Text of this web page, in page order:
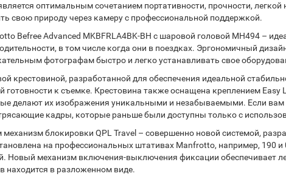
оптимальным сочетанием портативности, прочности,
свою природу через камеру с профессиональной поддержкой.
Befree Advanced MKBFRLA4BK-BH с шаровой головой MH494 –
в том числе когда они в поездках. Эргономичный
фотографам быстро и легко устанавливать свое
крестовиной, разработанной для обеспечения идеальной
готовности к съемке. Крестовина также оснащена креплением
делают их изображения уникальными и незабываемыми. Если
кадры, которые раньше были доступны только с
блокировки QPL Travel – совершенно новой системой,
на профессиональных штативах Manfrotto, например, 190
Новый механизм включения-выключения фиксации обеспечивает
находится в разложенном виде.